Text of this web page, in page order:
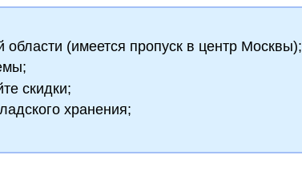
(имеется пропуск в центр Москвы);
скидки;
хранения;